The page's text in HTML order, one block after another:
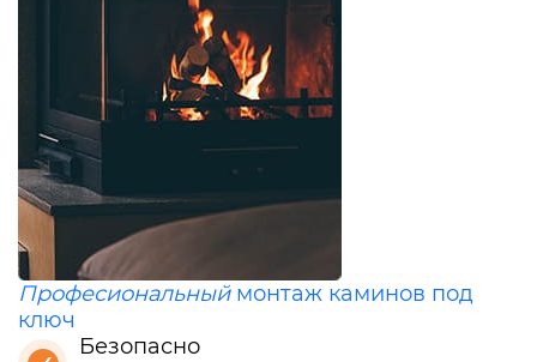
Професиональныймонтаж каминов под
ключ
Безопасно